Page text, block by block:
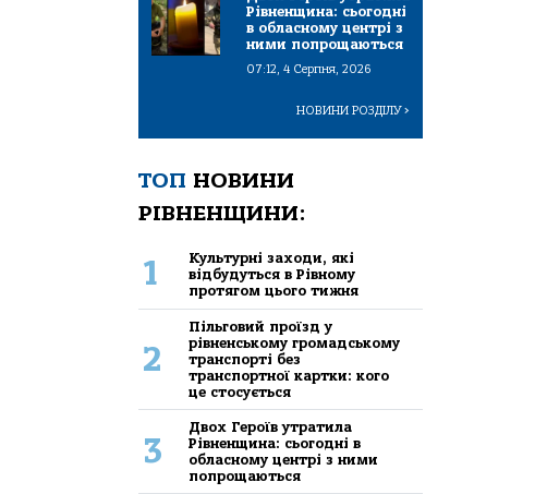
Рівненщина: сьогодні
в обласному центрі з
ними попрощаються
07:12, 4 Серпня, 2026
НОВИНИ РОЗДІЛУ>
ТОП НОВИНИ
РІВНЕНЩИНИ:
1
Культурні заходи, які
відбудуться в Рівному
протягом цього тижня
2
Пільговий проїзд у
рівненському громадському
транспорті без
транспортної картки: кого
це стосується
3
Двох Героїв утратила
Рівненщина: сьогодні в
обласному центрі з ними
попрощаються